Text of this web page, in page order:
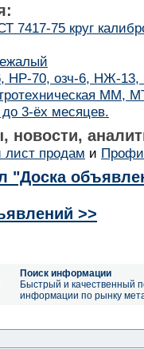
7417-75 круг
НР-70, озч-6, НЖ-
ММ,
3-ёх месяцев.
продам и
"Доска
>>
Поиск информации
Быстрый и качественный
информации по рынку